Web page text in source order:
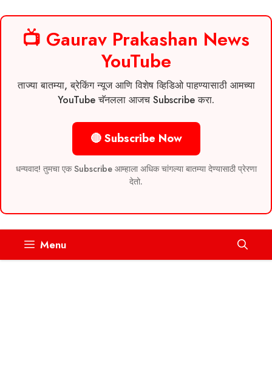
📺 Gaurav Prakashan News
YouTube
ताज्या बातम्या, ब्रेकिंग न्यूज आणि विशेष व्हिडिओ पाहण्यासाठी आमच्या
YouTube चॅनलला आजच Subscribe करा.
🔴 Subscribe Now
धन्यवाद! तुमचा एक Subscribe आम्हाला अधिक चांगल्या बातम्या देण्यासाठी प्रेरणा
देतो.
Menu